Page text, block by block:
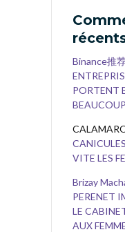
Binance推
PORTENT
VITE LES
Brizay
PERENET
LE
AUX